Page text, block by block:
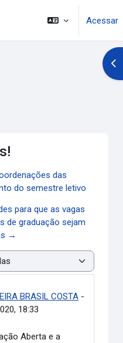
Acessar
das
do semestre letivo
para que as vagas
de graduação sejam
→
BRASIL COSTA-
18:33
Aberta e a